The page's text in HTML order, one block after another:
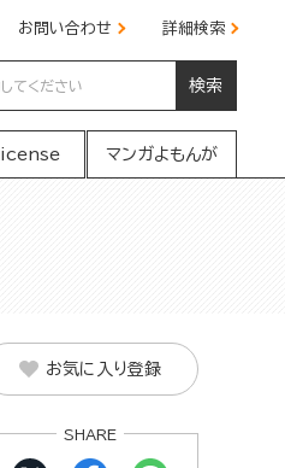
お問い合わせ 詳細検索
検索
マンガよもんが
お気に入り登録
SHARE